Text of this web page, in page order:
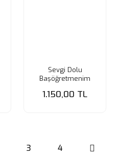
Sevgi Dolu
Başöğretmenim
1.150,00 TL
3 4